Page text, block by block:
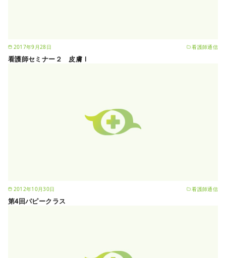
2017年9月28日 看護師通信
看護師セミナー２ 皮膚Ⅰ
2012年10月30日 看護師通信
第4回パピークラス